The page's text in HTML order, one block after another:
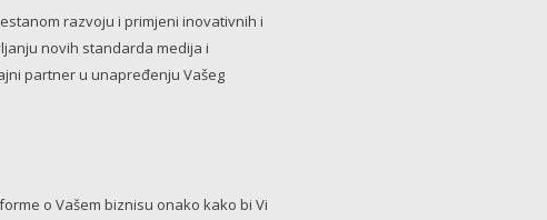
razvoju i primjeni inovativnih i
novih standarda medija i
partner u unapređenju Vašeg
o Vašem biznisu onako kako bi Vi